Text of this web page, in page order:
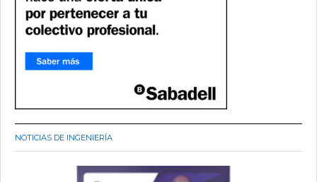
NOTICIAS DE INGENIERÍA